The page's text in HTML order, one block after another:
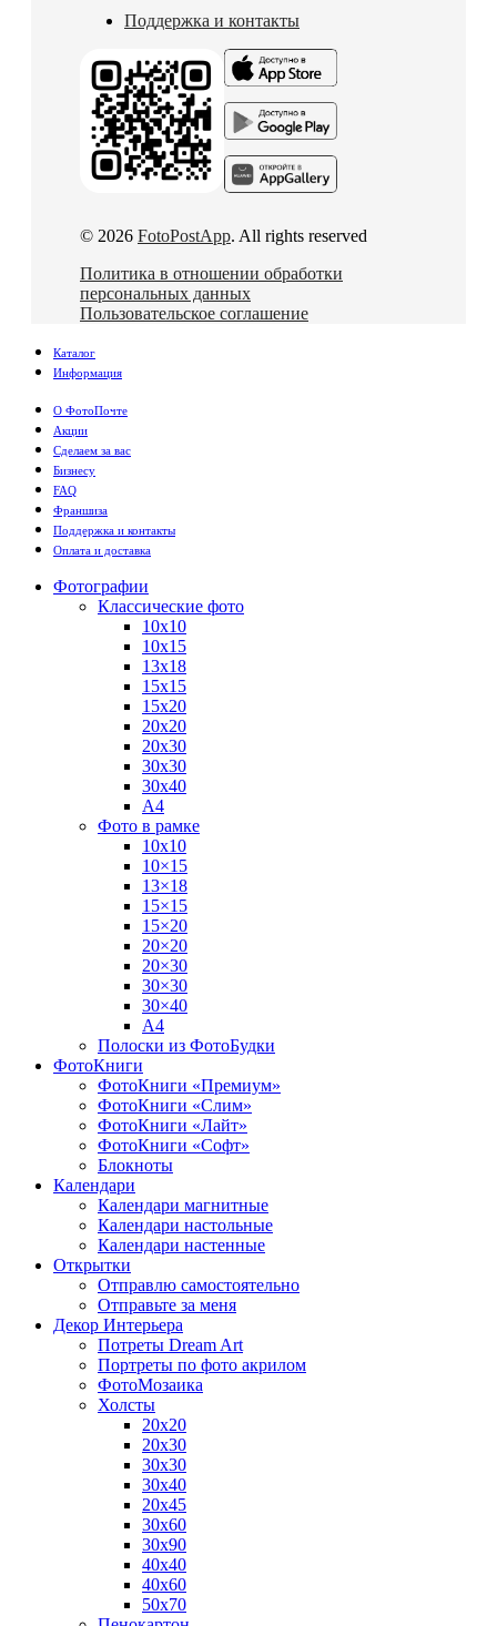
Поддержка и контакты
© 2026 FotoPostApp. All rights reserved
Политика в отношении обработки
персональных данных
Пользовательское соглашение
Каталог
Информация
О ФотоПочте
Акции
Сделаем за вас
Бизнесу
FAQ
Франшиза
Поддержка и контакты
Оплата и доставка
Фотографии
Классические фото
10х10
10х15
13х18
15х15
15х20
20х20
20х30
30х30
30х40
А4
Фото в рамке
10х10
10×15
13×18
15×15
15×20
20×20
20×30
30×30
30×40
A4
Полоски из ФотоБудки
ФотоКниги
ФотоКниги «Премиум»
ФотоКниги «Слим»
ФотоКниги «Лайт»
ФотоКниги «Софт»
Блокноты
Календари
Календари магнитные
Календари настольные
Календари настенные
Открытки
Отправлю самостоятельно
Отправьте за меня
Декор Интерьера
Потреты Dream Art
Портреты по фото акрилом
ФотоМозаика
Холсты
20х20
20х30
30х30
30х40
20х45
30х60
30х90
40х40
40х60
50х70